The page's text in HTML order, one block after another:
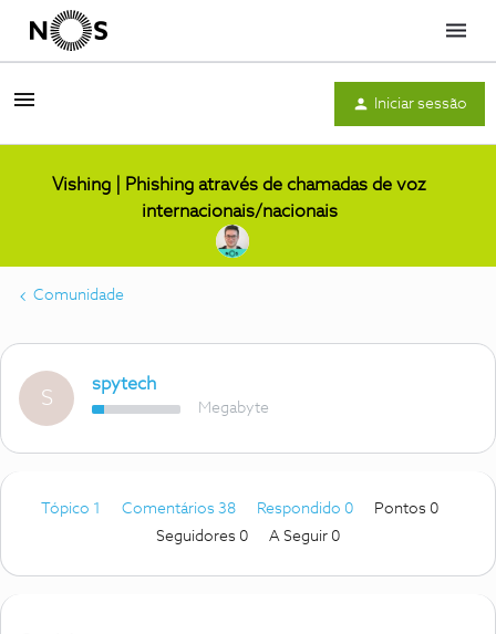
Menu
Iniciar sessão
Vishing | Phishing através de chamadas de voz
internacionais/nacionais
Comunidade
S
spytech
Megabyte
Tópico 1 Comentários 38 Respondido 0
Pontos 0
Seguidores 0 A Seguir 0